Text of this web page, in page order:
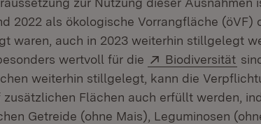
2022 als ökologische Vorrangfläche (öVF)
waren, auch in 2023 weiterhin stillgelegt
wertvoll für die
Extern:
Biodiversität
weiterhin stillgelegt, kann die
Flächen auch erfüllt werden,
Getreide (ohne Mais), Leguminosen